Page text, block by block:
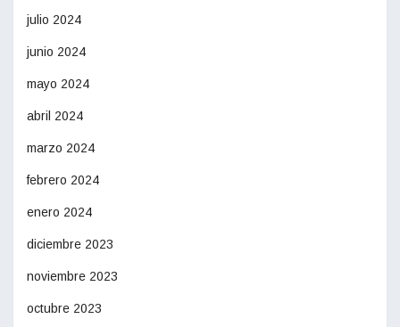
julio 2024
junio 2024
mayo 2024
abril 2024
marzo 2024
febrero 2024
enero 2024
diciembre 2023
noviembre 2023
octubre 2023